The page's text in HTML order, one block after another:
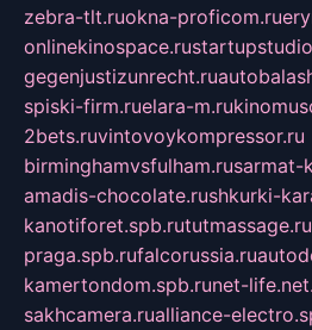
zebra-tlt.ruokna-proficom.ru
onlinekinospace.ru
gegenjustizunrecht.ru
spiski-firm.ruelara-m.ru
2bets.ruvintovoykompressor.ru
birminghamvsfulham.rusarmat-
amadis-chocolate.rushkurki-
kanotiforet.spb.rututmassage.ru
praga.spb.rufalcorussia.ru
kamertondom.spb.runet-
sakhcamera.rualliance-